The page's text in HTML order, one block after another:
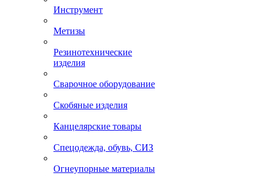
Инструмент
Метизы
Резинотехнические
изделия
Сварочное оборудование
Скобяные изделия
Канцелярские товары
Спецодежда, обувь, СИЗ
Огнеупорные материалы